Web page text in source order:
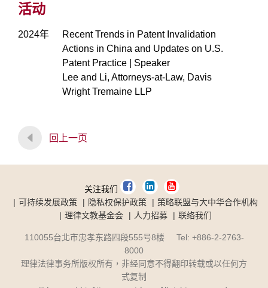
活动
2024年
Recent Trends in Patent Invalidation
Actions in China and Updates on U.S.
Patent Practice | Speaker
Lee and Li, Attorneys-at-Law, Davis
Wright Tremaine LLP
回上一页
关注我们
可持续发展政策
隐私权保护政策
策略联盟与大中华合作机构
理律文教基金会
人力招募 联络我们
110055台北市忠孝东路四段555号8楼 Tel: +886-2-2763-
8000
理律法律事务所版权所有，非经同意不得翻印转载或以任何方
式复制